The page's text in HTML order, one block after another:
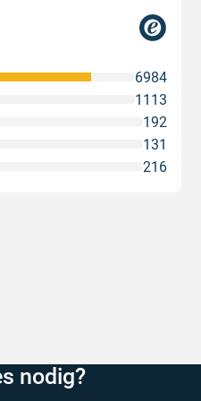
216
131
192
1113
6984
nodig?